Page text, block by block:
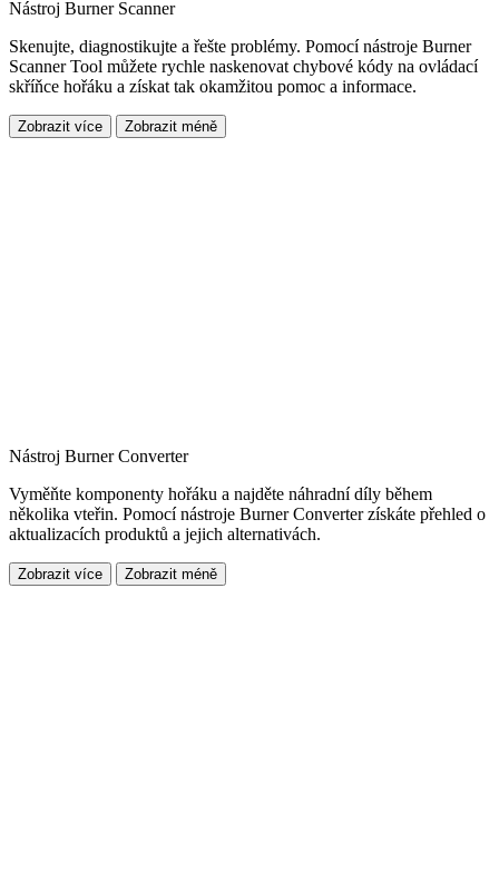
Nástroj Burner Scanner
Skenujte, diagnostikujte a řešte problémy. Pomocí nástroje Burner
Scanner Tool můžete rychle naskenovat chybové kódy na ovládací
skříňce hořáku a získat tak okamžitou pomoc a informace.
Zobrazit více Zobrazit méně
Nástroj Burner Converter
Vyměňte komponenty hořáku a najděte náhradní díly během
několika vteřin. Pomocí nástroje Burner Converter získáte přehled o
aktualizacích produktů a jejich alternativách.
Zobrazit více Zobrazit méně